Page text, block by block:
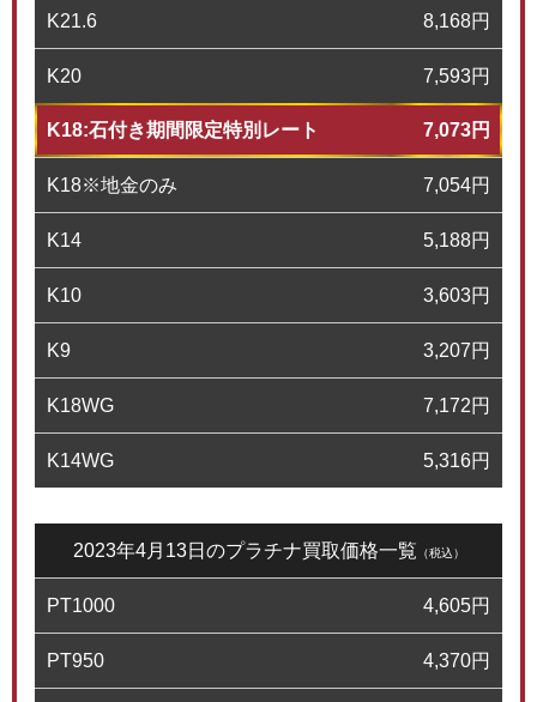
K21.6 8,168円
K20 7,593円
K18:石付き期間限定特別レート 7,073円
K18※地金のみ 7,054円
K14 5,188円
K10 3,603円
K9 3,207円
K18WG 7,172円
K14WG 5,316円
2023年4月13日のプラチナ買取価格一覧 （税込）
PT1000 4,605円
PT950 4,370円